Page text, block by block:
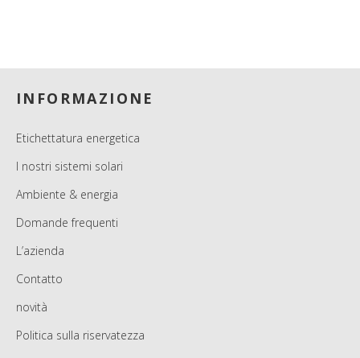
INFORMAZIONE
Etichettatura energetica
I nostri sistemi solari
Ambiente & energia
Domande frequenti
L’azienda
Contatto
novità
Politica sulla riservatezza